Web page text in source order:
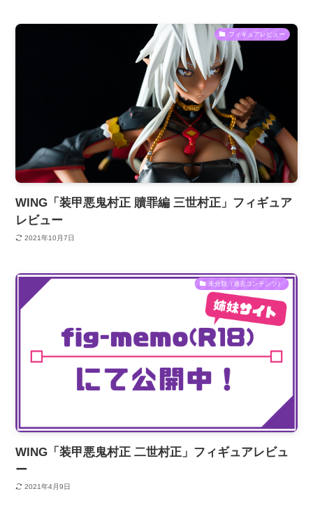
フィギュアレビュー
WING「装甲悪鬼村正 贖罪編 三世村正」フィギュア
レビュー
2021年10月7日
未分類（過去コンテンツ）
WING「装甲悪鬼村正 二世村正」フィギュアレビュ
ー
2021年4月9日